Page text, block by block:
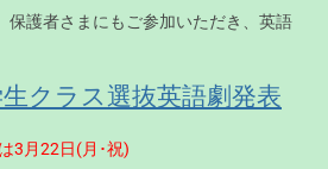
保護者さまにもご参加いただき、英語
生クラス選抜英語劇発表
3月22日(月･祝)